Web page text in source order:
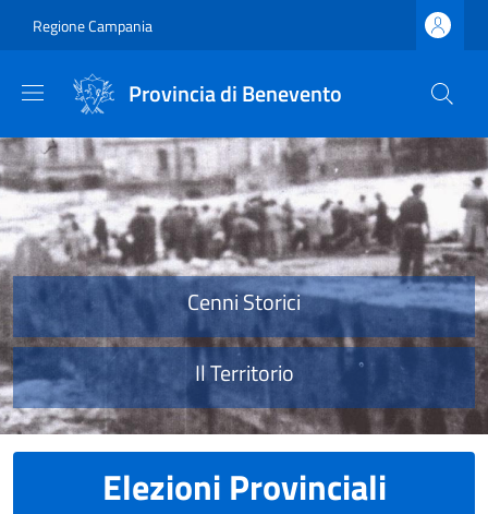
Regione Campania
Provincia di Benevento
Provincia di Benevento
Cenni Storici
Il Territorio
Elezioni Provinciali